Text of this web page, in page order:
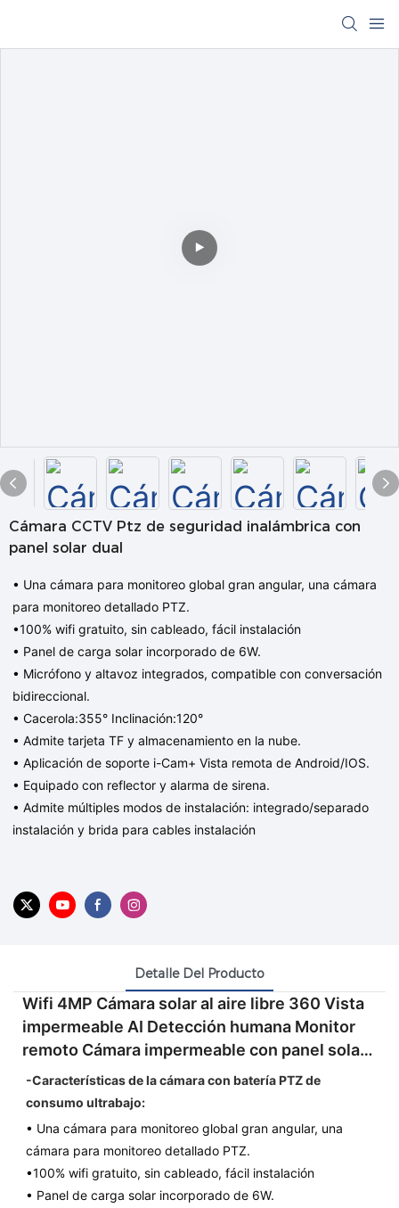
Cámara CCTV Ptz de seguridad inalámbrica con
panel solar dual
• Una cámara para monitoreo global gran angular, una cámara
para monitoreo detallado PTZ.
•100% wifi gratuito, sin cableado, fácil instalación
• Panel de carga solar incorporado de 6W.
• Micrófono y altavoz integrados, compatible con conversación
bidireccional.
• Cacerola:355° Inclinación:120°
• Admite tarjeta TF y almacenamiento en la nube.
• Aplicación de soporte i-Cam+ Vista remota de Android/IOS.
• Equipado con reflector y alarma de sirena.
• Admite múltiples modos de instalación: integrado/separado
instalación y brida para cables instalación
Detalle Del Producto
Wifi 4MP Cámara solar al aire libre 360 ​​Vista
impermeable AI Detección humana Monitor
remoto Cámara impermeable con panel solar
Cámara CCTV de seguridad inalámbrica
-Características de la cámara con batería PTZ de
consumo ultrabajo:
• Una cámara para monitoreo global gran angular, una
cámara para monitoreo detallado PTZ.
•100% wifi gratuito, sin cableado, fácil instalación
• Panel de carga solar incorporado de 6W.